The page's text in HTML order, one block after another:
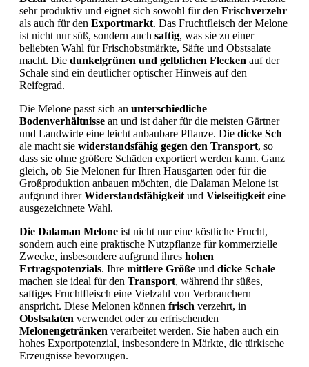
sehr produktiv und eignet sich sowohl für den Frischverzehr
als auch für den Exportmarkt. Das Fruchtfleisch der Melone
ist nicht nur süß, sondern auch saftig, was sie zu einer
beliebten Wahl für Frischobstmärkte, Säfte und Obstsalate
macht. Die dunkelgrünen und gelblichen Flecken auf der
Schale sind ein deutlicher optischer Hinweis auf den
Reifegrad.
Die Melone passt sich an unterschiedliche
Bodenverhältnisse an und ist daher für die meisten Gärtner
und Landwirte eine leicht anbaubare Pflanze. Die dicke Sch
ale macht sie widerstandsfähig gegen den Transport, so
dass sie ohne größere Schäden exportiert werden kann. Ganz
gleich, ob Sie Melonen für Ihren Hausgarten oder für die
Großproduktion anbauen möchten, die Dalaman Melone ist
aufgrund ihrerWiderstandsfähigkeit und Vielseitigkeit eine
ausgezeichnete Wahl.
Die Dalaman Melone ist nicht nur eine köstliche Frucht,
sondern auch eine praktische Nutzpflanze für kommerzielle
Zwecke, insbesondere aufgrund ihres hohen
Ertragspotenzials. Ihre mittlere Größe und dicke Schale
machen sie ideal für den Transport, während ihr süßes,
saftiges Fruchtfleisch eine Vielzahl von Verbrauchern
anspricht. Diese Melonen können frisch verzehrt, in
Obstsalaten verwendet oder zu erfrischenden
Melonengetränken verarbeitet werden. Sie haben auch ein
hohes Exportpotenzial, insbesondere in Märkte, die türkische
Erzeugnisse bevorzugen.